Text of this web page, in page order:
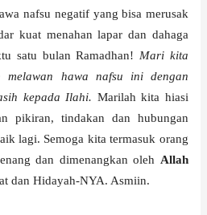
nafsu negatif yang bisa merusak
kuat menahan lapar dan dahaga
satu bulan Ramadhan! Mari kita
melawan hawa nafsu ini dengan
kepada Ilahi. Marilah kita hiasi
pikiran, tindakan dan hubungan
lagi. Semoga kita termasuk orang
dan dimenangkan oleh Allah
dan Hidayah-NYA. Asmiin.